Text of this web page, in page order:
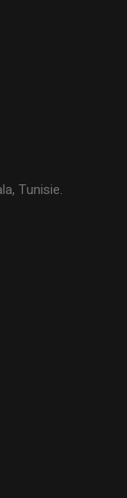
Tunisie.